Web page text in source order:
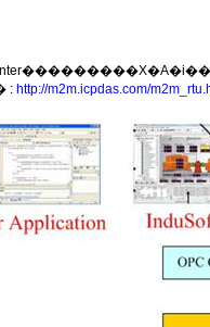
: http://m2m.icpdas.com/